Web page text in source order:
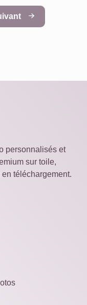
personnalisés et
sur toile,
téléchargement.